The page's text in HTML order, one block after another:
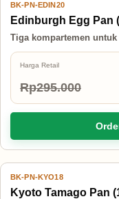
12% OFF
BK-PN-EDIN20
Edinburgh Egg Pan
Tiga kompartemen
Harga Retail
Rp295.000
12% OFF
BK-PN-KYO18
Kyoto Tamago Pan